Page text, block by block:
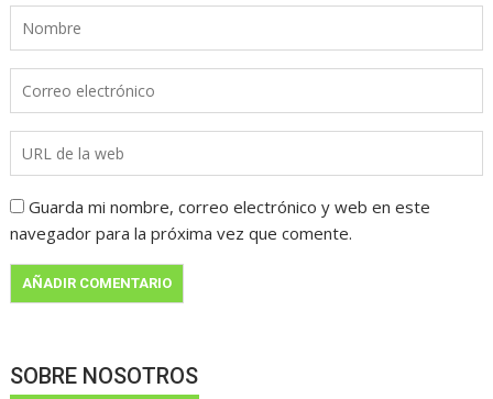
Guarda mi nombre, correo electrónico y web en este
navegador para la próxima vez que comente.
SOBRE NOSOTROS